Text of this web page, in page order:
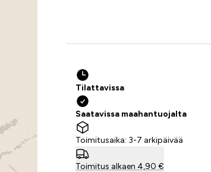
Tilattavissa
Saatavissa maahantuojalta
Toimitusaika: 3-7 arkipäivää
Toimitus alkaen 4,90 €